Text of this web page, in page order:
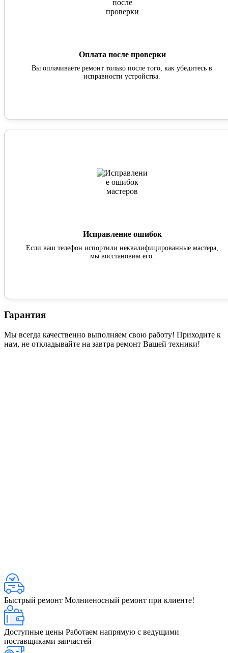
Оплата после проверки
Вы оплачиваете ремонт только после того, как убедитесь в
исправности устройства.
Исправление ошибок
Если ваш телефон испортили неквалифицированные мастера,
мы восстановим его.
Гарантия
Мы всегда качественно выполняем свою работу! Приходите к
нам, не откладывайте на завтра ремонт Вашей техники!
Быстрый ремонт Молниеносный ремонт при клиенте!
Доступные цены Работаем напрямую с ведущими
поставщиками запчастей